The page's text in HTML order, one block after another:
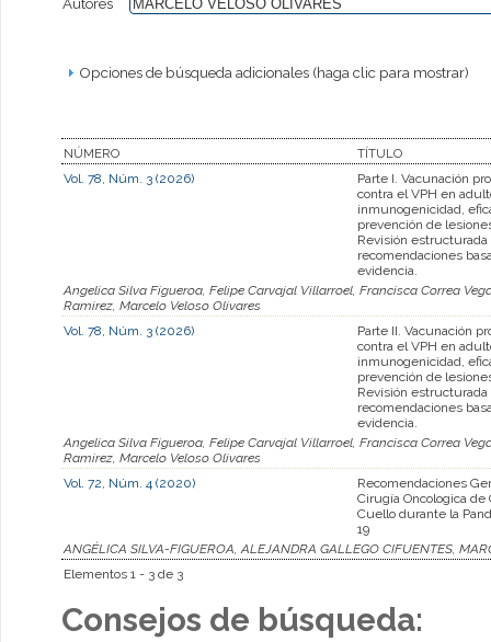
Opciones de búsqueda adicionales (haga clic para mostrar)
NÚMERO
TÍTULO
Vol. 78, Núm. 3 (2026)
Parte I. Vacunación
contra el VPH en
inmunogenicidad,
prevención de
Revisión estructurada
recomendaciones
evidencia.
Angelica Silva Figueroa, Felipe Carvajal Villarroel, Francisca Correa
Ramirez, Marcelo Veloso Olivares
Vol. 78, Núm. 3 (2026)
Parte II. Vacunación
contra el VPH en
inmunogenicidad,
prevención de
Revisión estructurada
recomendaciones
evidencia.
Angelica Silva Figueroa, Felipe Carvajal Villarroel, Francisca Correa
Ramirez, Marcelo Veloso Olivares
Vol. 72, Núm. 4 (2020)
Recomendaciones
Cirugía Oncologica de
Cuello durante la
19
ANGÉLICA SILVA-FIGUEROA, ALEJANDRA GALLEGO CIFUENTES,
Elementos 1 - 3 de 3
Consejos de búsqueda: